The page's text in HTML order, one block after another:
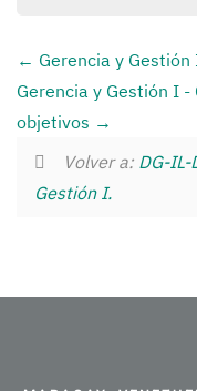
Gerencia y
Gerencia y Gestión I
objetivos
Volver a: DG-IL-
Gestión I.